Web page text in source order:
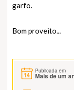
garfo.
Bom proveito...
Publicada em
Mais de um